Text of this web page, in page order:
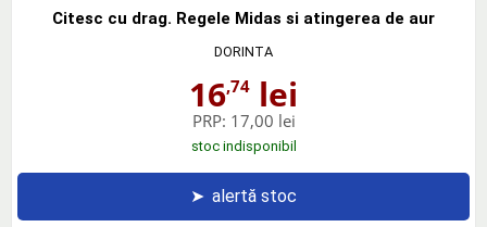
Citesc cu drag. Regele Midas si atingerea de aur
DORINTA
16,74 lei
PRP: 17,00 lei
stoc indisponibil
➤ alertă stoc